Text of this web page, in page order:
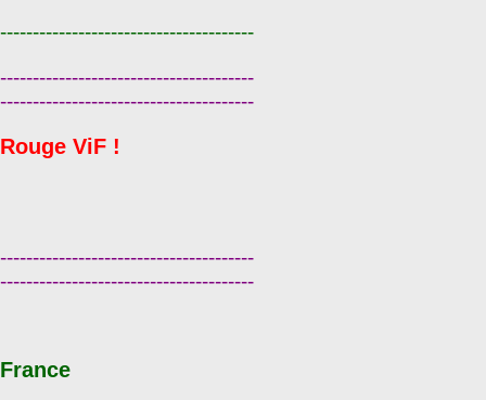
---------------------------------------
---------------------------------------
---------------------------------------
Rouge ViF !
---------------------------------------
---------------------------------------
France